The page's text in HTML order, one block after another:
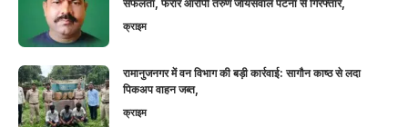
सफलता, फरार आरोपी तरुण जायसवाल पटना से गिरफ्तार,
क्राइम
रामानुजनगर में वन विभाग की बड़ी कार्रवाई: सागौन काष्ठ से लदा
पिकअप वाहन जब्त,
क्राइम